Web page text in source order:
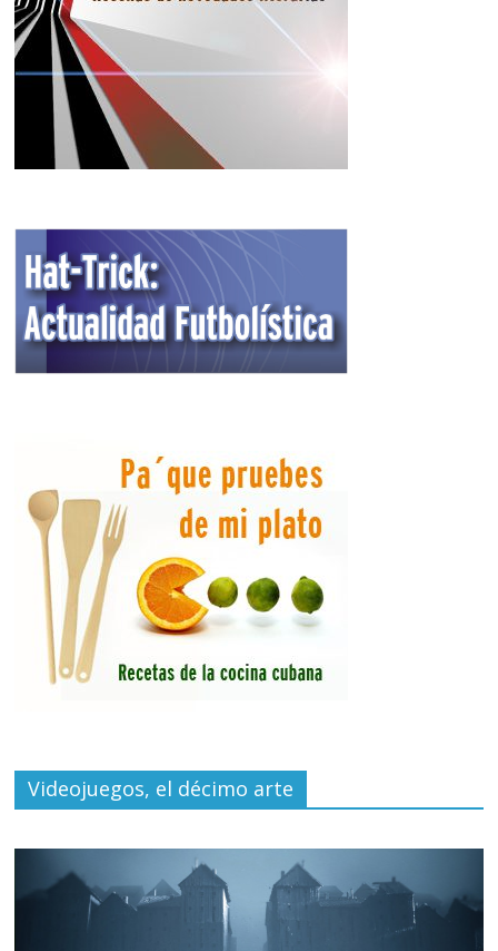
Videojuegos, el décimo arte